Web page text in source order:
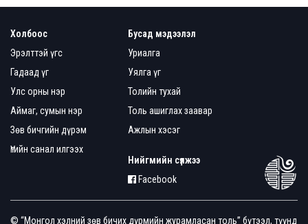
Холбоос
Эрэлттэй үгс
Гадаад үг
Улс орны нэр
Аймаг, сумын нэр
Зөв бичгийн дүрэм
Үгийн санал илгээх
Бусад мэдээлэл
Уриалга
Уялга үг
Толийн тухай
Толь ашиглах заавар
Ажлын хэсэг
Нийгмийн сүлжээ
Facebook
© “Монгол хэлний зөв бичих дүрмийн журамласан толь” бүтээл, түүнд